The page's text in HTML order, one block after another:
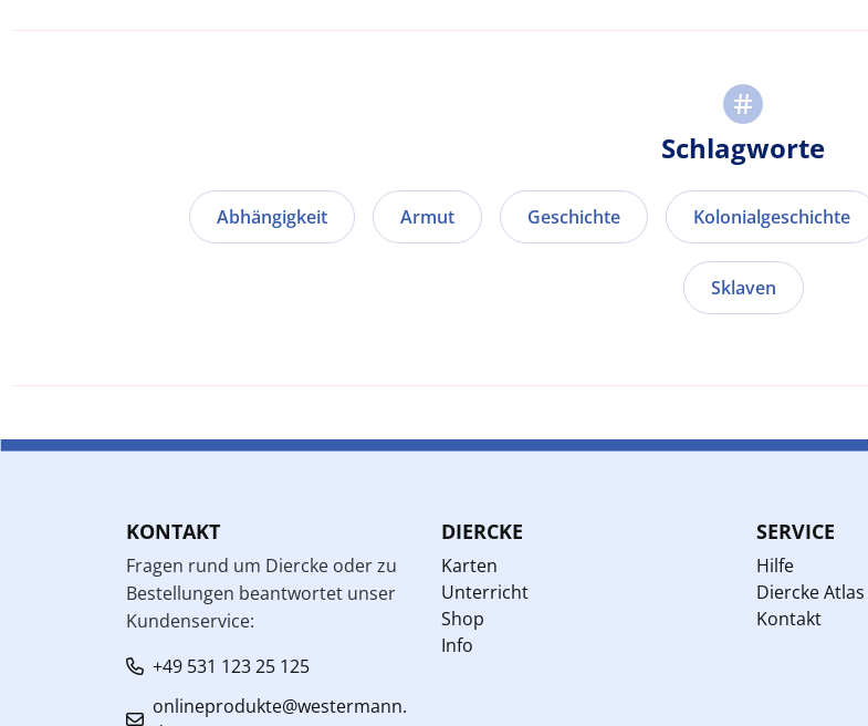
Schlagworte
Abhängigkeit Armut Geschichte Kolonialgeschichte
Sklaven
KONTAKT
Fragen rund um Diercke oder zu
Bestellungen beantwortet unser
Kundenservice:
+49 531 123 25 125
onlineprodukte@westermann.
DIERCKE
Karten
Unterricht
Shop
Info
SERVICE
Hilfe
Diercke
Kontakt